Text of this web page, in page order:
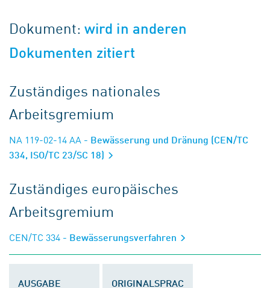
Dokument:wird in anderen
Dokumenten zitiert
Zuständiges nationales
Arbeitsgremium
NA 119-02-14 AA - Bewässerung und Dränung (CEN/TC
334, ISO/TC 23/SC 18)
Zuständiges europäisches
Arbeitsgremium
CEN/TC 334 - Bewässerungsverfahren
AUSGABE ORIGINALSPRAC